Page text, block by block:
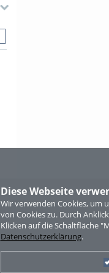
Diese Webseite
Wir verwenden Cookies, um
von Cookies zu. Durch
Klicken auf die Schaltfläche
Datenschutzerklärung.